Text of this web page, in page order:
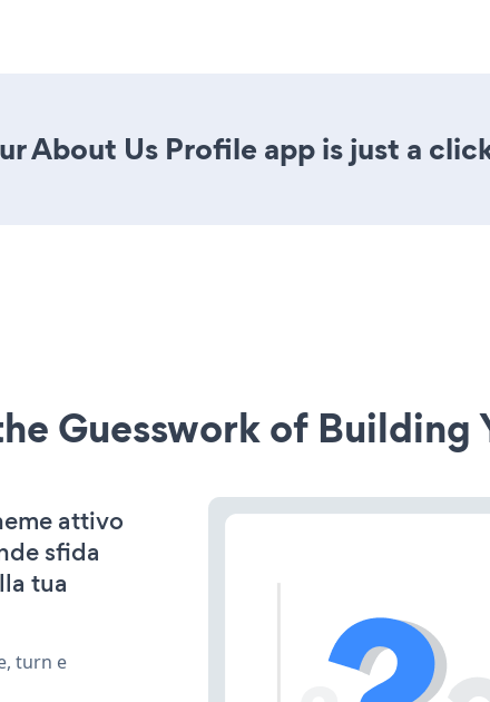
About Us Profile app is just a
Guesswork of Building
attivo
sfida
tua
turn e